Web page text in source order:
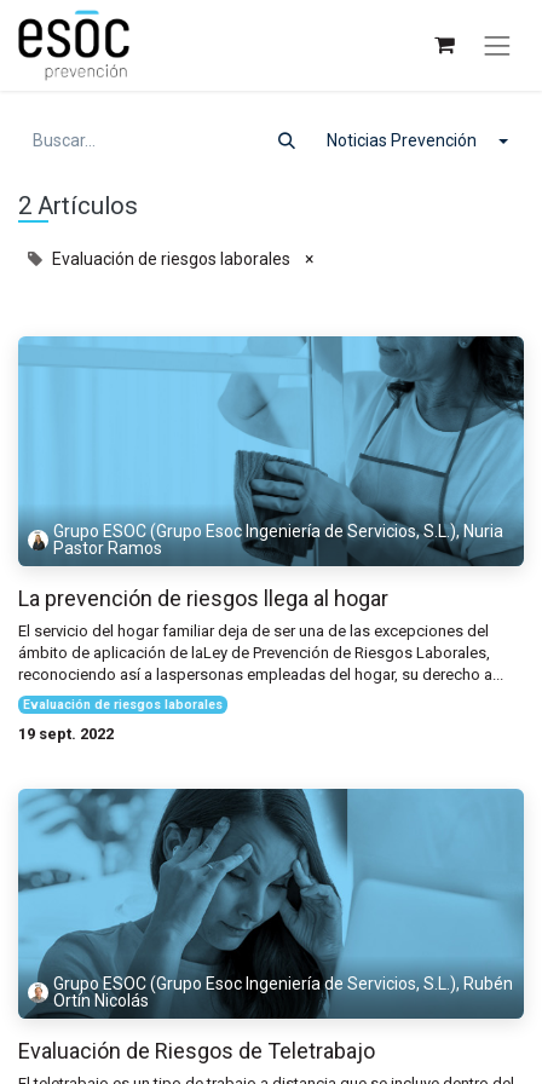
Noticias Prevención
2 Artículos
Evaluación de riesgos laborales ×
Grupo ESOC (Grupo Esoc Ingeniería de Servicios, S.L.), Nuria
Pastor Ramos
La prevención de riesgos llega al hogar
El servicio del hogar familiar deja de ser una de las excepciones del
ámbito de aplicación de laLey de Prevención de Riesgos Laborales,
reconociendo así a laspersonas empleadas del hogar, su derecho a...
Evaluación de riesgos laborales
19 sept. 2022
Grupo ESOC (Grupo Esoc Ingeniería de Servicios, S.L.), Rubén
Ortín Nicolás
Evaluación de Riesgos de Teletrabajo